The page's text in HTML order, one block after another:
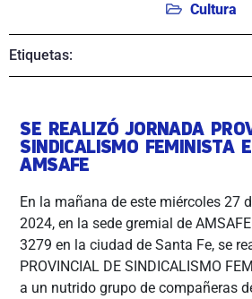
Cultura
Etiquetas:
SE REALIZÓ JORNADA
SINDICALISMO FEMINISTA
AMSAFE
En la mañana de este miércoles 27
2024, en la sede gremial de
3279 en la ciudad de Santa Fe, se
PROVINCIAL DE SINDICALISMO
a un nutrido grupo de compañeras